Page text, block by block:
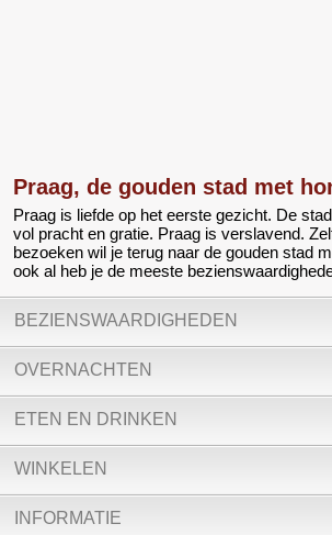
Praag, de gouden stad met
Praag is liefde op het eerste gezicht. De
vol pracht en gratie. Praag is verslavend.
bezoeken wil je terug naar de gouden stad
ook al heb je de meeste
BEZIENSWAARDIGHEDEN
OVERNACHTEN
ETEN EN DRINKEN
WINKELEN
INFORMATIE